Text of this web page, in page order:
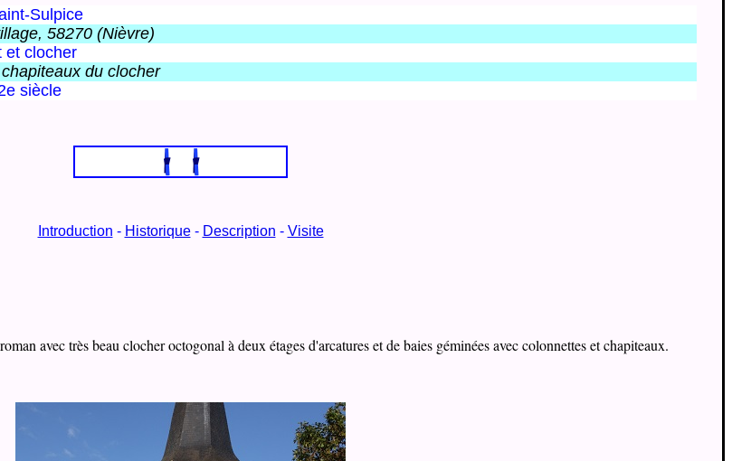
Sulpice
58270 (Nièvre)
et clocher
du clocher
siècle
Introduction - Historique- Description - Visite
avec très beau clocher octogonal à deux étages d'arcatures et de baies géminées avec colonnettes et chapiteaux.